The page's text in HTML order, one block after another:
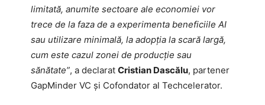
limitată, anumite sectoare ale economiei vor
trece de la faza de a experimenta beneficiile AI
sau utilizare minimală, la adopția la scară largă,
cum este cazul zonei de producție sau
sănătate”, a declarat Cristian Dascălu, partener
GapMinder VC și Cofondator al Techcelerator.